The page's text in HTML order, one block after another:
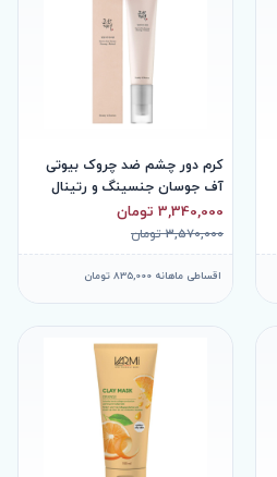
کرم دور چشم ضد چروک بیوتی
آف جوسان جنسینگ و رتینال
30میل
3,340,000 تومان
3,570,000 تومان
اقساطی ماهانه 835,000 تومان